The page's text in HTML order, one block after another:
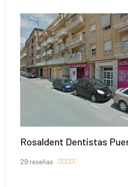
Rosaldent Dentistas
29 reseñas     